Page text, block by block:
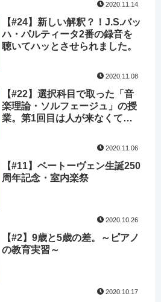
2020.11.14
【#24】新しい解釈？！J.S.バッ
ハ・パルティータ2番の録音を
聴いてハッとさせられました。
2020.11.08
【#22】選択科目で取った「音
楽理論・ソルフェージュ」の授
業。第1回目は人が来なくてマ
2020.11.06
【#11】ベートーヴェン生誕250
周年記念・室内楽祭
2020.10.26
【#2】9歳と5歳の差。～ピアノ
の教育実習～
2020.10.17